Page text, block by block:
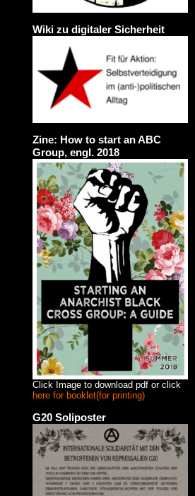
Wiki zu digitaler Sicherheit
Zine: How to start an ABC
Group, engl. 2018
Click Image to download pdf or click
here for booklet(for printing)
G20 Soliposter